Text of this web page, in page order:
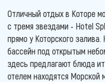
Отличный отдых в Которе
с тремя звездами - Hotel
прямо у Которского
бассейн под открытым
здесь предлагают блюда
отелем находятся Морской